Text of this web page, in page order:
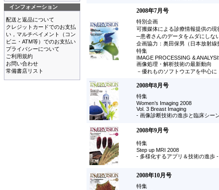
インフォメーション
配送と返品について
クレジットカードでのお支払
い，マルチペイメント（コン
ビニ・ATM等）でのお支払い
プライバシーについて
ご利用規約
お問い合わせ
常備書店リスト
2008年7月号
特別企画
可搬媒体による診療情報提供の現
─患者さんのデータをムダにしな
企画協力：奥田保男（日本放射
特集
IMAGE PROCESSING &
画像処理・解析技術の最新動向
－優れものソフトウエアを中心に
2008年8月号
特集
Women’s Imaging 2008
Vol. 3 Breast Imaging
- 画像診断技術の進歩と臨床シー
2008年9月号
特集
Step up MRI 2008
- 多様化するアプリ＆技術の進歩 -
2008年10月号
特集